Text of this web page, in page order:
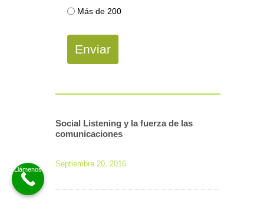
Más de 200
Enviar
Social Listening y la fuerza de las
comunicaciones
Septiembre 20, 2016